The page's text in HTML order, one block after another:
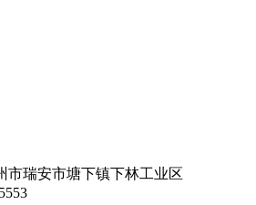
市瑞安市塘下镇下林工业区